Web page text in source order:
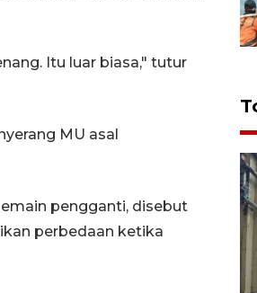
Itu luar biasa," tutur
MU asal
pengganti, disebut
perbedaan ketika